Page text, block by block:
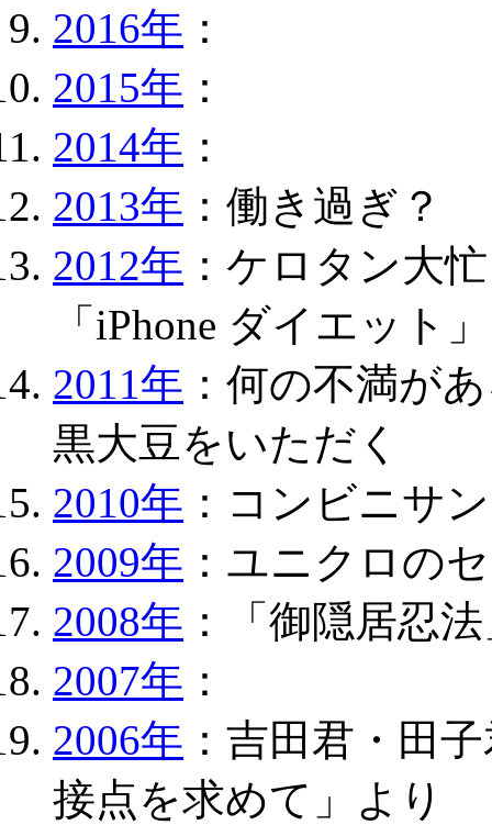
2016年 ：
2015年 ：
2014年 ：
2013年 ：働き過ぎ？
2012年 ：ケロタン大
「iPhone ダイエット」
2011年 ：何の不満が
黒大豆をいただく
2010年 ：コンビニサ
2009年 ：ユニクロの
2008年 ：「御隠居忍
2007年 ：
2006年 ：吉田君・田
接点を求めて」より